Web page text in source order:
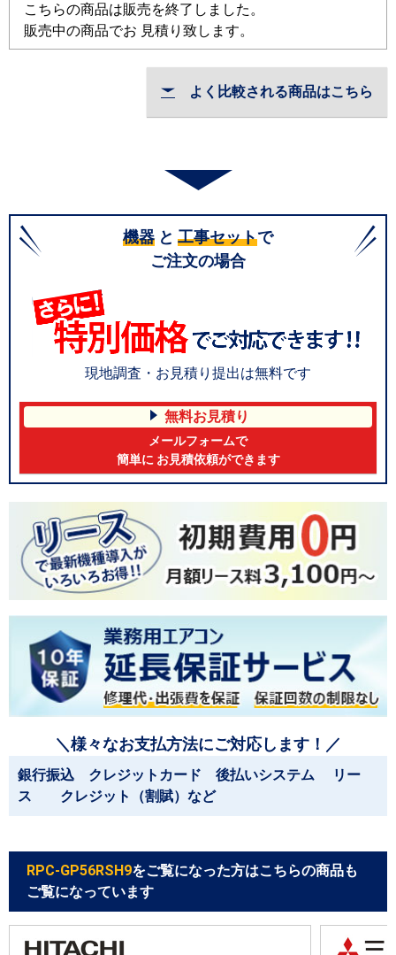
こちらの商品は販売を終了しました。
販売中の商品でお 見積り致します。
よく比較される商品はこちら
機器 と 工事セットで
ご注文の場合
現地調査・お見積り提出は無料です
無料お見積り
メールフォームで
簡単に お見積依頼ができます
＼様々なお支払方法にご対応します！／
銀行振込 クレジットカード 後払いシステム リー
ス クレジット（割賦）など
RPC-GP56RSH9をご覧になった方はこちらの商品も
ご覧になっています